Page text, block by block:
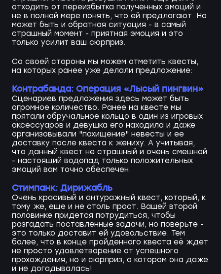
отходить от переизбытка полученных эмоций и
не в полной мере понять, что ей предлагают. Но
может быть и обратная ситуация - в самый
страшный момент - приятная эмоция и это
только усилит ваш сюрприз.
Со своей стороны мы можем отметить квесты,
на которых ранее уже делали предложение:
Контрабанда: Операция «Лысый пингвин»
Сценариев предложения здесь может быть
огромное количество. Ранее на квесте мы
прятали обручальное кольцо в один из игровых
аксессуаров и девушка его находила и даже
организовывали "похищение" невесты и ее
доставку после квеста к жениху. А учитывая,
что данный квест не страшный и очень смешной
- настоящий водопад только положительных
эмоций вам точно обеспечен.
Стимпанк: Дирижабль
Очень красивый и антуражный квест, который, к
тому же, еще и не столь прост. Вашей второй
половинке придется потрудиться, чтобы
разгадать поставленные задачи, но поверьте -
это только доставит ей удовольствие. Тем
более, что в конце пройденного квеста её ждет
не просто удовлетворение от успешного
прохождения, но и сюрприз, о котором она даже
и не догадывалась!